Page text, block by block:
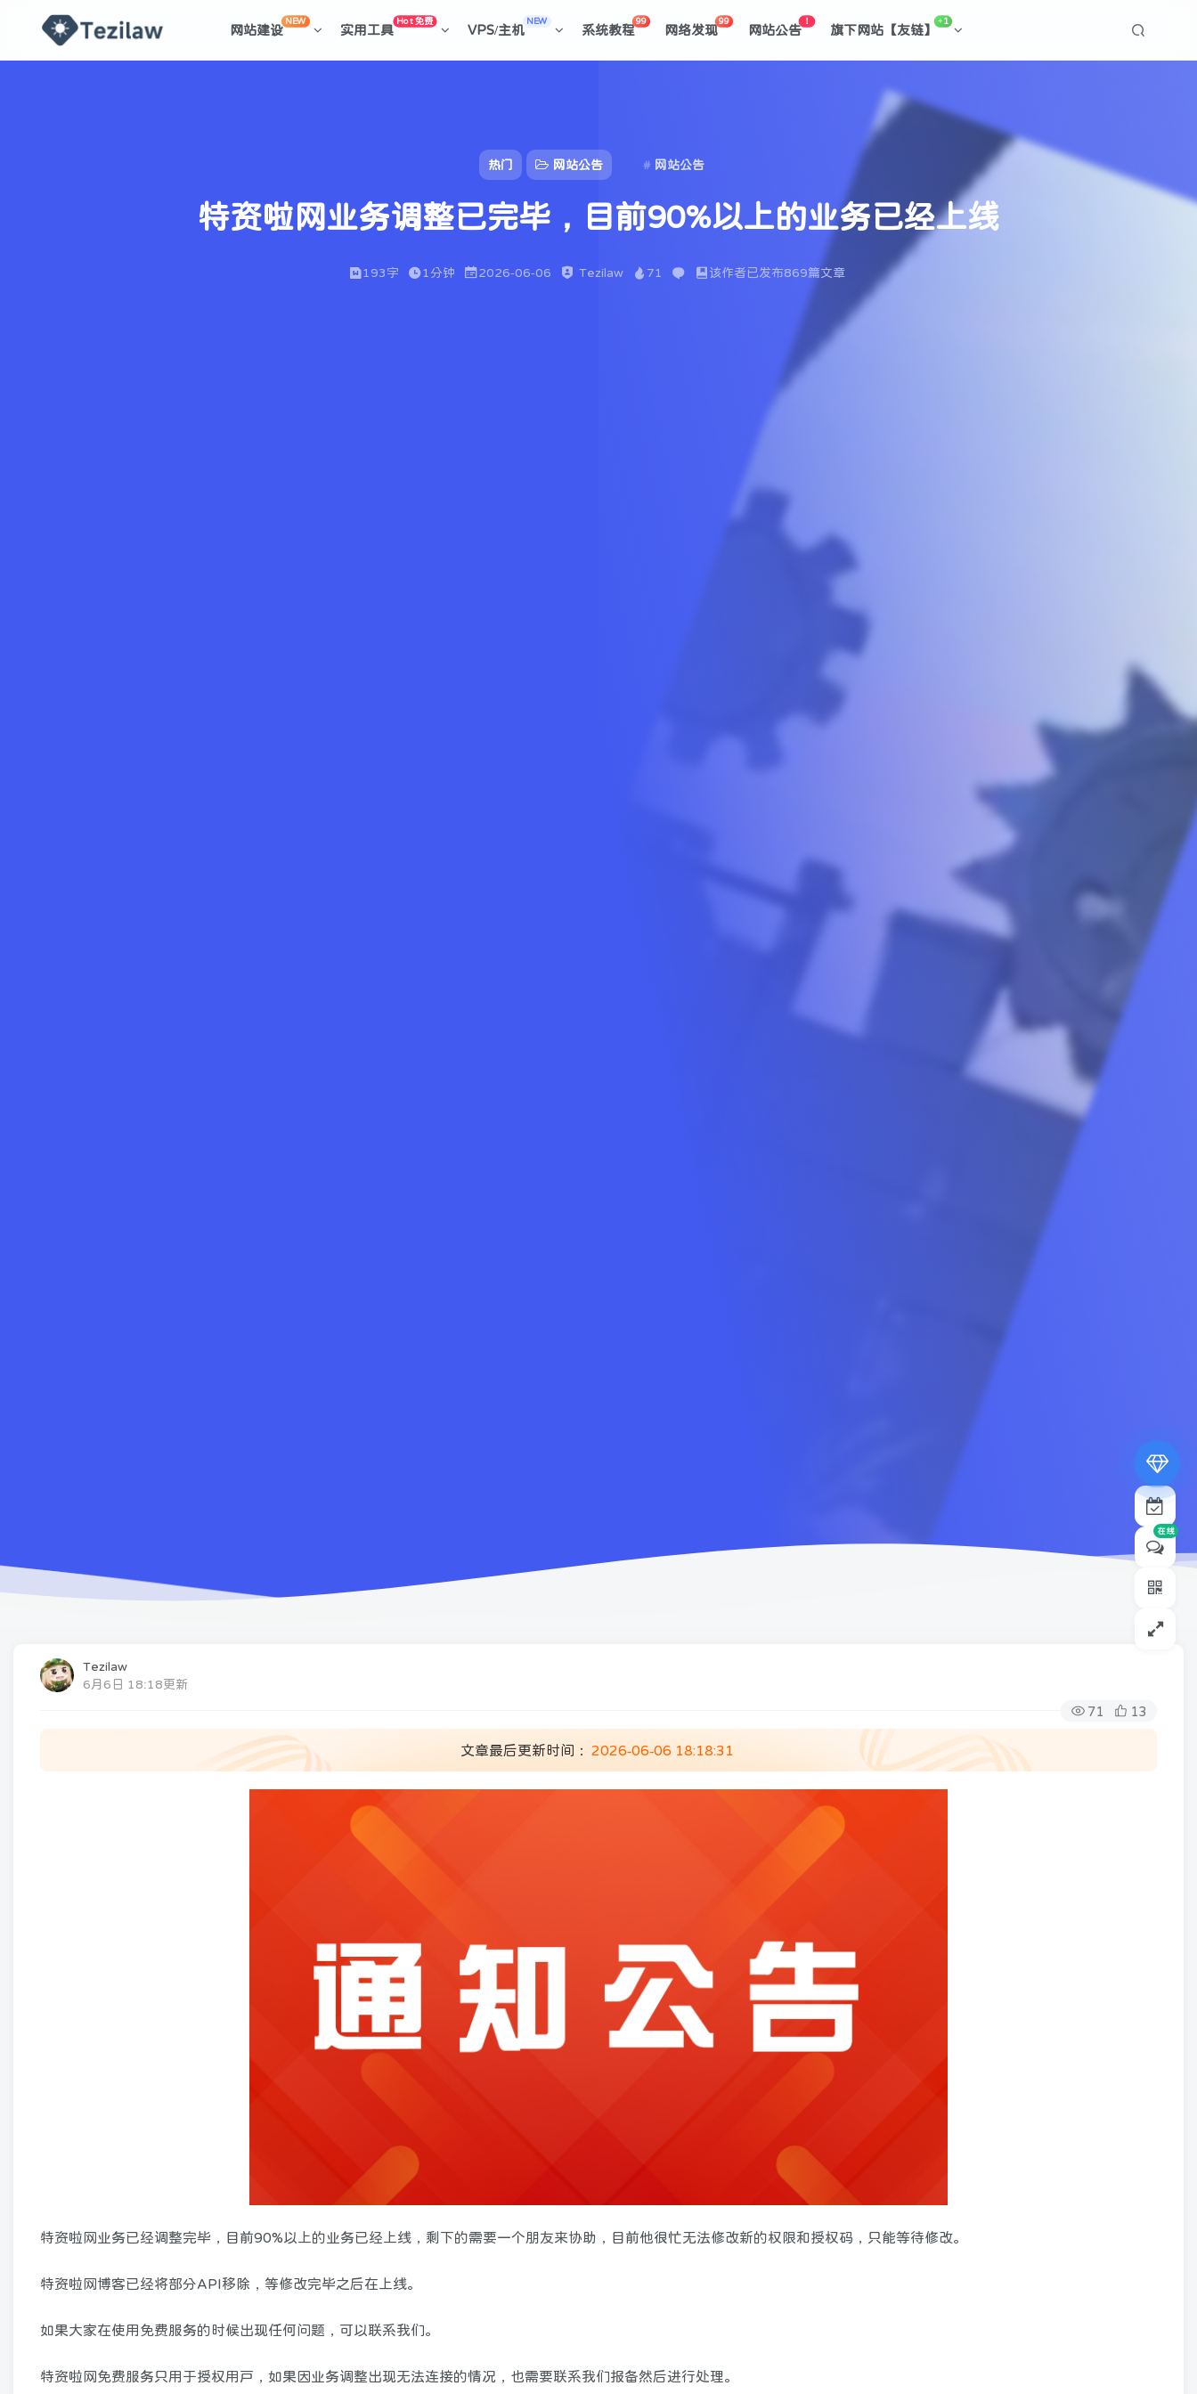
热门 网站公告 网站公告
特资啦网业务调整已完毕，目前90%以上的业务已经上线
193字 1分钟 2026-06-06 Tezilaw 71 该作者已发布869篇文章
网站建设
NEW
实用工具
Hot 免费
VPS/主机
NEW
系统教程
99
网络发现
99
网站公告
！
旗下网站【友链】
+1
Tezilaw
6月6日 18:18更新
71 13
文章最后更新时间： 2026-06-06 18:18:31
特资啦网业务已经调整完毕，目前90%以上的业务已经上线，剩下的需要一个朋友来协助，目前他很忙无法修改新的权限和授权码，只能等待修改。
特资啦网博客已经将部分API移除，等修改完毕之后在上线。
如果大家在使用免费服务的时候出现任何问题，可以联系我们。
特资啦网免费服务只用于授权用户，如果因业务调整出现无法连接的情况，也需要联系我们报备然后进行处理。
在线